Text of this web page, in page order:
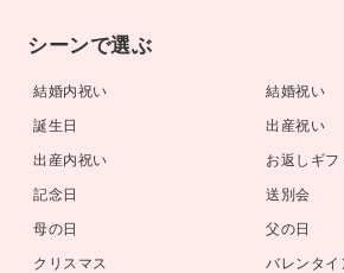
シーンで選ぶ
結婚内祝い
結婚祝い
誕生日
出産祝い
出産内祝い
お返しギフ
記念日
送別会
母の日
父の日
クリスマス
バレンタイ